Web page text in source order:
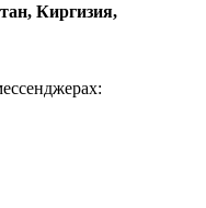
Киргизия,